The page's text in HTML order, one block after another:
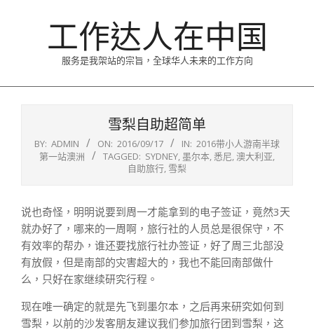
工作达人在中国
服务是我架站的宗旨，全球华人未来的工作方向
雪梨自助超简单
BY: ADMIN ON: 2016/09/17 IN: 2016带小人游南半球
第一站澳洲
TAGGED: SYDNEY, 墨尔本,悉尼,澳大利亚,
自助旅行, 雪梨
说也奇怪，明明说要到周一才能拿到的电子签证，竟然3天
就办好了，哪来的一周啊，旅行社的人员总是很保守，不
有效率的帮办，谁还要找旅行社办签证，好了周三北部没
有放假，但是南部的灾害超大的，我也不能回南部做什
么，只好在家继续研究行程。
现在唯一确定的就是先飞到墨尔本，之后再来研究如何到
雪梨，以前的沙发客朋友建议我们参加旅行团到雪梨，这